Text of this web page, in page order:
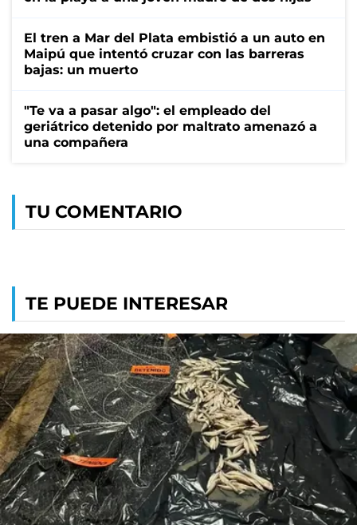
El tren a Mar del Plata embistió a un auto en
Maipú que intentó cruzar con las barreras
bajas: un muerto
"Te va a pasar algo": el empleado del
geriátrico detenido por maltrato amenazó a
una compañera
TU COMENTARIO
TE PUEDE INTERESAR